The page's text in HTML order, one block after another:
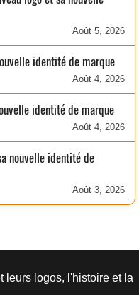
Août 5, 2026
identité de marque
Août 4, 2026
identité de marque
Août 4, 2026
nouvelle identité de
Août 3, 2026
leurs logos, l'histoire et la